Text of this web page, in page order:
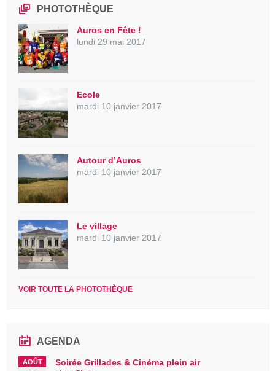
PHOTOTHÈQUE
Auros en Fête !
lundi 29 mai 2017
Ecole
mardi 10 janvier 2017
Autour d’Auros
mardi 10 janvier 2017
Le village
mardi 10 janvier 2017
VOIR TOUTE LA PHOTOTHÈQUE
AGENDA
AOÛT Soirée Grillades & Cinéma plein air